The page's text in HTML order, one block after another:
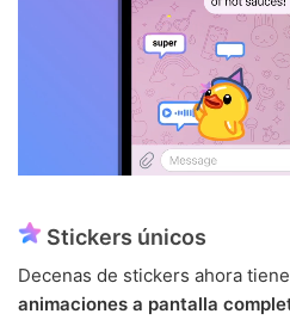
Stickers únicos
Decenas de stickers ahora
animaciones a pantalla